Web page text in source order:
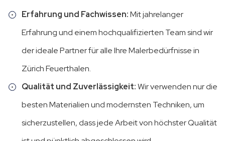
Erfahrung und Fachwissen:Mit jahrelanger
Erfahrung und einem hochqualifizierten Team sind wir
der ideale Partner für alle Ihre Malerbedürfnisse in
Zürich Feuerthalen.
Qualität und Zuverlässigkeit:Wir verwenden nur die
besten Materialien und modernsten Techniken, um
sicherzustellen, dass jede Arbeit von höchster Qualität